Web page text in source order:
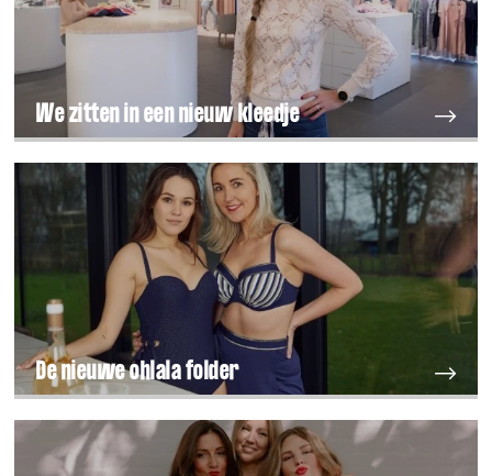
We zitten in een nieuw kleedje
De nieuwe ohlala folder